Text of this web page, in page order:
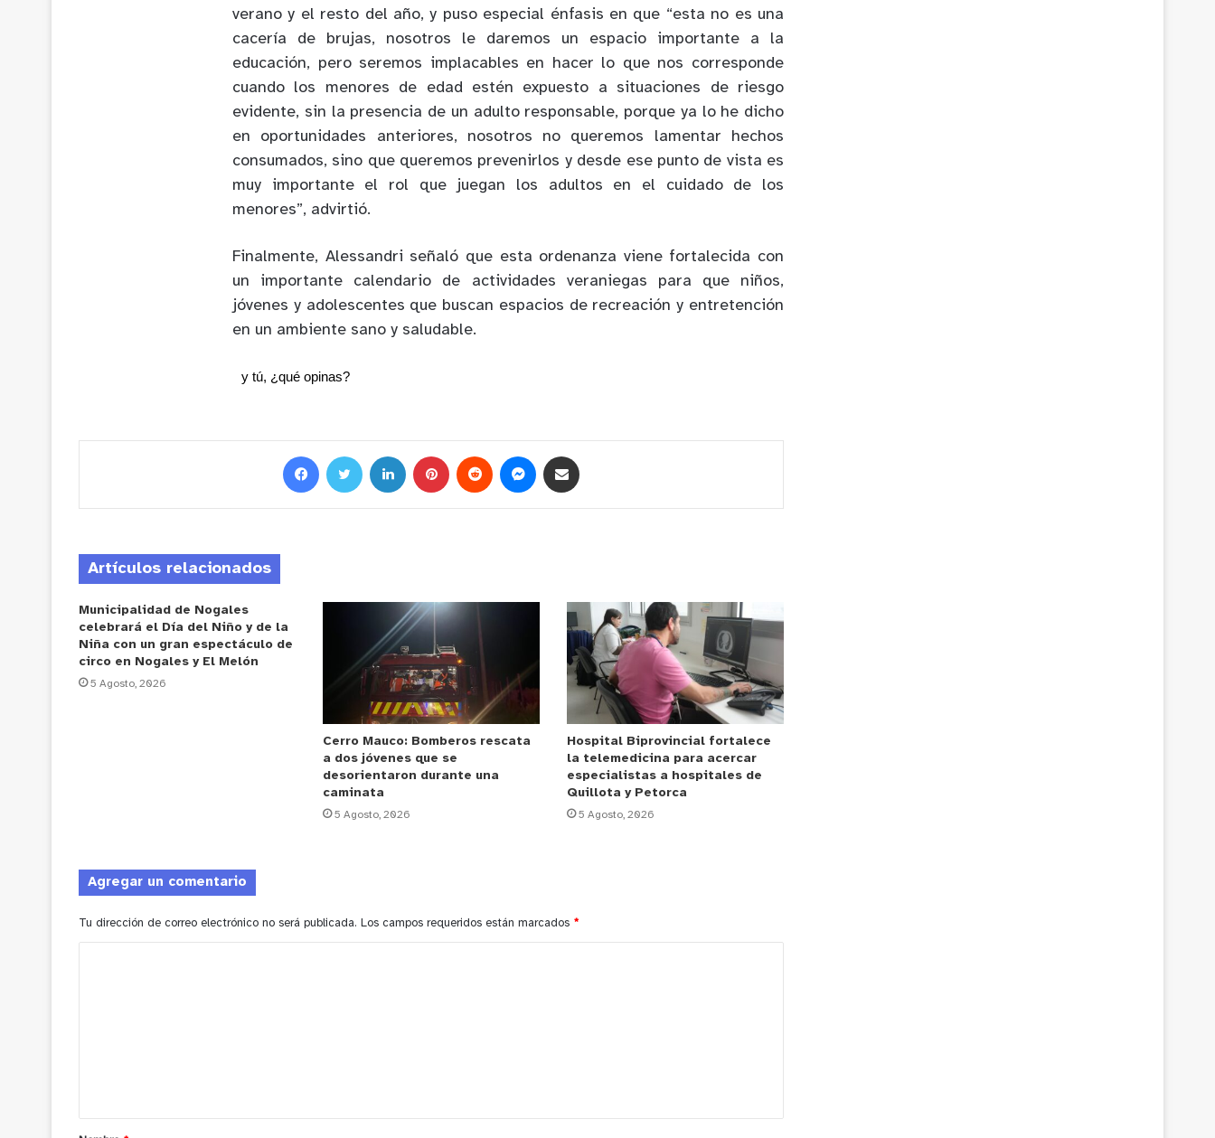
verano y el resto del año, y puso especial énfasis en que “esta no es una
cacería de brujas, nosotros le daremos un espacio importante a la
educación, pero seremos implacables en hacer lo que nos corresponde
cuando los menores de edad estén expuesto a situaciones de riesgo
evidente, sin la presencia de un adulto responsable, porque ya lo he dicho
en oportunidades anteriores, nosotros no queremos lamentar hechos
consumados, sino que queremos prevenirlos y desde ese punto de vista es
muy importante el rol que juegan los adultos en el cuidado de los
menores”, advirtió.
Finalmente, Alessandri señaló que esta ordenanza viene fortalecida con
un importante calendario de actividades veraniegas para que niños,
jóvenes y adolescentes que buscan espacios de recreación y entretención
en un ambiente sano y saludable.
y tú, ¿qué opinas?
Artículos relacionados
Municipalidad de Nogales
celebrará el Día del Niño y de la
Niña con un gran espectáculo de
circo en Nogales y El Melón
5 Agosto, 2026
Cerro Mauco: Bomberos rescata
a dos jóvenes que se
desorientaron durante una
caminata
5 Agosto, 2026
Hospital Biprovincial fortalece
la telemedicina para acercar
especialistas a hospitales de
Quillota y Petorca
5 Agosto, 2026
Agregar un comentario
Tu dirección de correo electrónico no será publicada. Los campos requeridos están marcados *
a